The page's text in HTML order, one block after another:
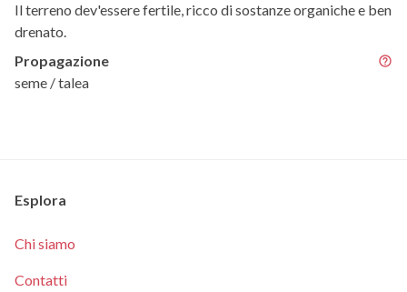
Il terreno dev'essere fertile, ricco di sostanze organiche e ben
drenato.
Propagazione
seme / talea
Esplora
Chi siamo
Contatti